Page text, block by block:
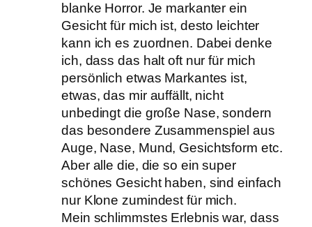
blanke Horror. Je markanter ein
Gesicht für mich ist, desto leichter
kann ich es zuordnen. Dabei denke
ich, dass das halt oft nur für mich
persönlich etwas Markantes ist,
etwas, das mir auffällt, nicht
unbedingt die große Nase, sondern
das besondere Zusammenspiel aus
Auge, Nase, Mund, Gesichtsform etc.
Aber alle die, die so ein super
schönes Gesicht haben, sind einfach
nur Klone zumindest für mich.
Mein schlimmstes Erlebnis war, dass